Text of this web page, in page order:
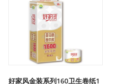
好家风金装系列160卫生卷纸1